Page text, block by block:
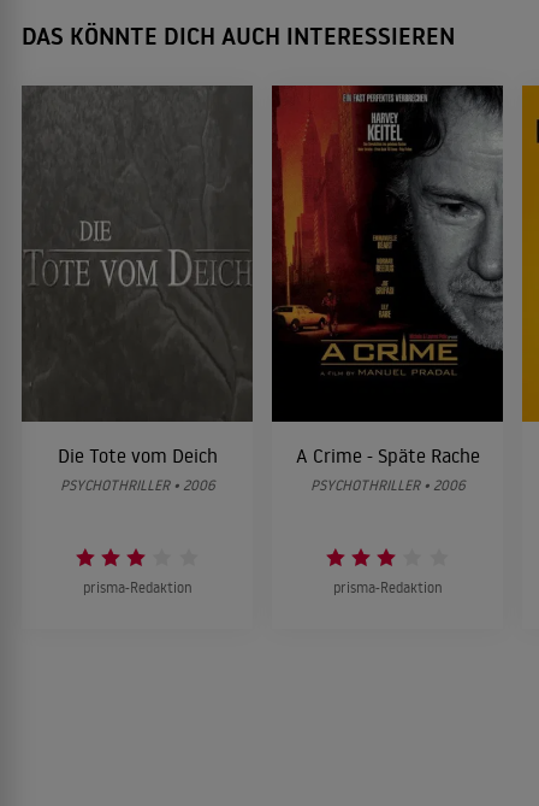
DAS KÖNNTE DICH AUCH INTERESSIEREN
Die Tote vom Deich
PSYCHOTHRILLER • 2006
prisma-Redaktion
A Crime - Späte Rache
PSYCHOTHRILLER • 2006
prisma-Redaktion